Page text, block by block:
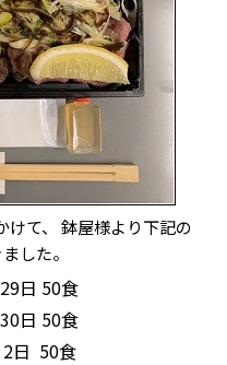
けて、 鉢屋様より下記の
した。
日 50食
日 50食
日 50食